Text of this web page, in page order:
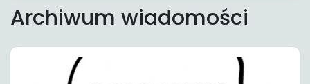
Archiwum wiadomości